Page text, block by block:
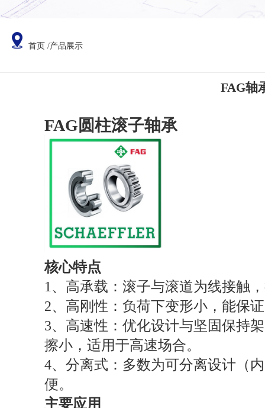
首页 /产品展示
FAG轴
FAG圆柱滚子轴承
核心特点
1、高承载：滚子与滚道为线接触
2、高刚性：负荷下变形小，能保
3、高速性：优化设计与坚固保持
擦小，适用于高速场合。
4、分离式：多数为可分离设计（
便。
主要应用